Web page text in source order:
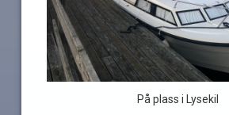
På plass i Lysekil